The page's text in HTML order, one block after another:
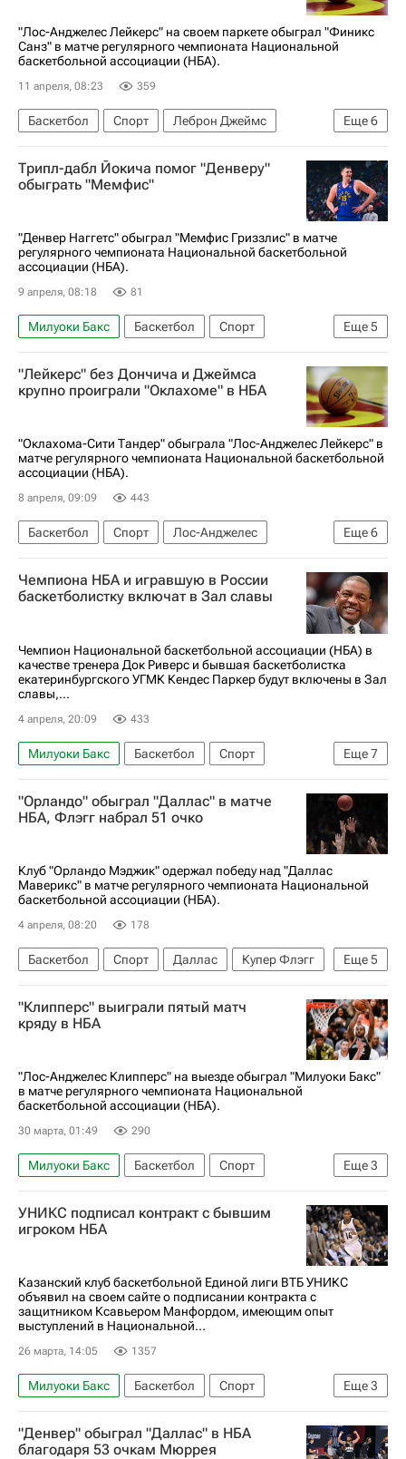
"Лос-Анджелес Лейкерс" на своем паркете обыграл "Финикс
Санз" в матче регулярного чемпионата Национальной
баскетбольной ассоциации (НБА).
11 апреля, 08:23 359
Еще6
Баскетбол Спорт
Леброн Джеймс
Лос-Анджелес
Крис Пол
Диллон Брукс
Лос-Анджелес Лейкерс
Атланта Хокс
Трипл-дабл Йокича помог "Денверу"
обыграть "Мемфис"
"Денвер Наггетс" обыграл "Мемфис Гриззлис" в матче
регулярного чемпионата Национальной баскетбольной
ассоциации (НБА).
9 апреля, 08:18 81
Еще5
Милуоки Бакс Баскетбол
Спорт
Денвер
Никола Йокич
Расселл Уэстбрук
Денвер Наггетс
Детройт Пистонс
"Лейкерс" без Дончича и Джеймса
крупно проиграли "Оклахоме" в НБА
"Оклахома-Сити Тандер" обыграла "Лос-Анджелес Лейкерс" в
матче регулярного чемпионата Национальной баскетбольной
ассоциации (НБА).
8 апреля, 09:09 443
Еще6
Баскетбол Спорт
Лос-Анджелес
Руи Хатимура
Оклахома-Сити Тандер
Вашингтон Уизардс
Лука Дончич
Чемпиона НБА и игравшую в России
баскетболистку включат в Зал славы
Чемпион Национальной баскетбольной ассоциации (НБА) в
качестве тренера Док Риверс и бывшая баскетболистка
екатеринбургского УГМК Кендес Паркер будут включены в Зал
славы,...
4 апреля, 20:09 433
Еще7
Милуоки Бакс Баскетбол
Спорт
Россия
Амаре Стадемайр
Док Риверс
УГМК
Орландо Мэджик НБА Евролига
"Орландо" обыграл "Даллас" в матче
НБА, Флэгг набрал 51 очко
Клуб "Орландо Мэджик" одержал победу над "Даллас
Маверикс" в матче регулярного чемпионата Национальной
баскетбольной ассоциации (НБА).
4 апреля, 08:20 178
Еще5
Баскетбол Спорт Даллас
Купер Флэгг
Уэнделл Картер
Брэндон Дженнингс
Орландо Мэджик
"Клипперс" выиграли пятый матч
кряду в НБА
"Лос-Анджелес Клипперс" на выезде обыграл "Милуоки Бакс"
в матче регулярного чемпионата Национальной
баскетбольной ассоциации (НБА).
30 марта, 01:49 290
Еще3
Милуоки Бакс Баскетбол
Спорт
Гэри Трент
Лос-Анджелес Клипперс НБА
УНИКС подписал контракт с бывшим
игроком НБА
Казанский клуб баскетбольной Единой лиги ВТБ УНИКС
объявил на своем сайте о подписании контракта с
защитником Ксавьером Манфордом, имеющим опыт
выступлений в Национальной...
26 марта, 14:05 1357
Еще3
Милуоки Бакс Баскетбол
Спорт
УНИКС
Евролига НБА
"Денвер" обыграл "Даллас" в НБА
благодаря 53 очкам Мюррея